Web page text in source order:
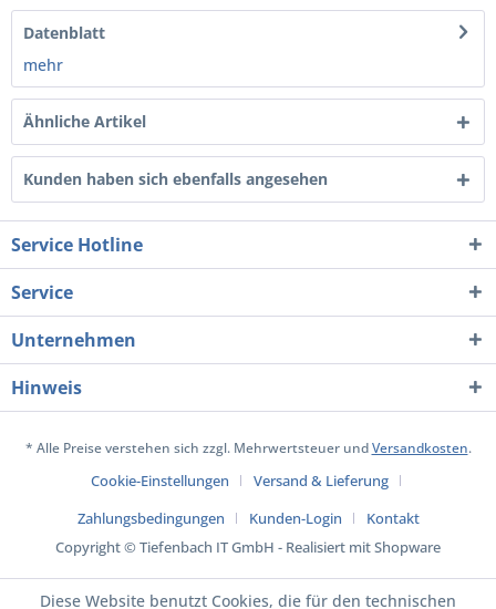
Datenblatt
mehr
Ähnliche Artikel
Kunden haben sich ebenfalls angesehen
Service Hotline
Service
Unternehmen
Hinweis
* Alle Preise verstehen sich zzgl. Mehrwertsteuer undVersandkosten.
Cookie-Einstellungen
Versand & Lieferung
Zahlungsbedingungen
Kunden-Login
Kontakt
Copyright © Tiefenbach IT GmbH - Realisiert mit Shopware
Diese Website benutzt Cookies, die für den technischen